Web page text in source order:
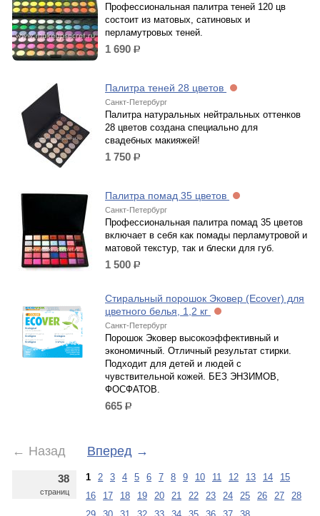
Профессиональная палитра теней 120 цв
состоит из матовых, сатиновых и
перламутровых теней.
1 690 р.
Палитра теней 28 цветов
Санкт-Петербург
Палитра натуральных нейтральных оттенков
28 цветов создана специально для
свадебных макияжей!
1 750 р.
Палитра помад 35 цветов
Санкт-Петербург
Профессиональная палитра помад 35 цветов
включает в себя как помады перламутровой и
матовой текстур, так и блески для губ.
1 500 р.
Стиральный порошок Эковер (Ecover) для
цветного белья, 1,2 кг
Санкт-Петербург
Порошок Эковер высокоэффективный и
экономичный. Отличный результат стирки.
Подходит для детей и людей с
чувствительной кожей. БЕЗ ЭНЗИМОВ,
ФОСФАТОВ.
665 р.
← Назад Вперед →
38
страниц
1 2 3 4 5 6 7 8 9 10 11 12 13 14
15
16
17 18 19 20 21 22 23 24 25 26 27
28